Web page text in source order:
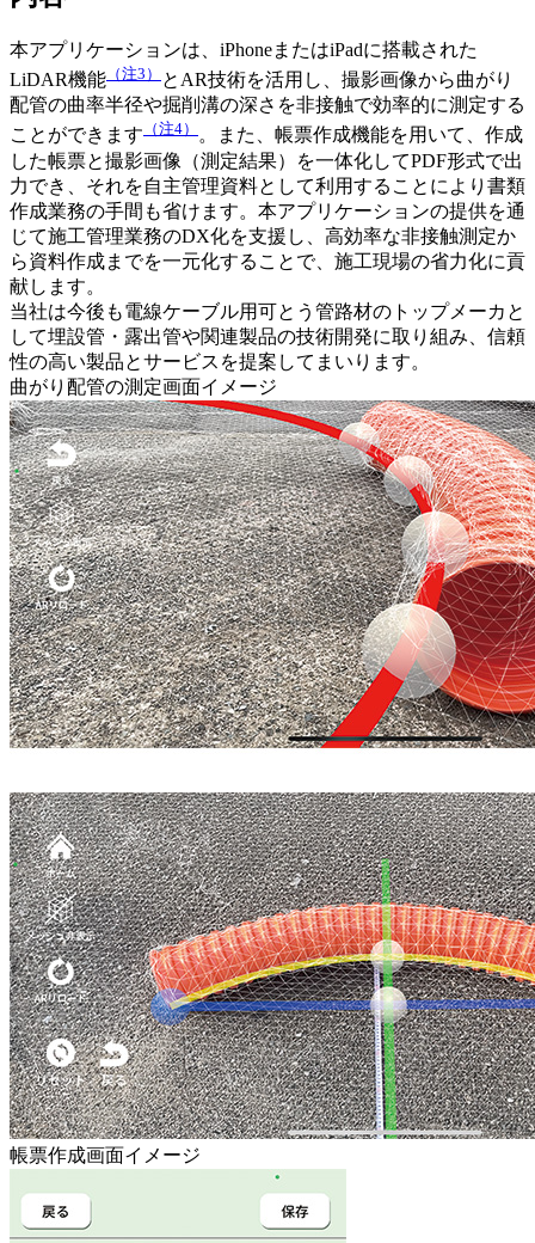
本アプリケーションは、iPhoneまたはiPadに搭載された
LiDAR機能 （注3）
とAR技術を活用し、撮影画像から曲がり
配管の曲率半径や掘削溝の深さを非接触で効率的に測定する
ことができます （注4） 。また、帳票作成機能を用いて、作成
した帳票と撮影画像（測定結果）を一体化してPDF形式で出
力でき、それを自主管理資料として利用することにより書類
作成業務の手間も省けます。本アプリケーションの提供を通
じて施工管理業務のDX化を支援し、高効率な非接触測定か
ら資料作成までを一元化することで、施工現場の省力化に貢
献します。
当社は今後も電線ケーブル用可とう管路材のトップメーカと
して埋設管・露出管や関連製品の技術開発に取り組み、信頼
性の高い製品とサービスを提案してまいります。
曲がり配管の測定画面イメージ
帳票作成画面イメージ